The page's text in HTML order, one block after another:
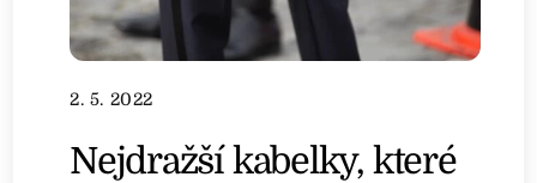
2. 5. 2022
Nejdražší kabelky, které